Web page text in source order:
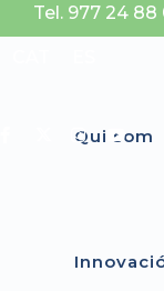
Tel. 977 24 88
Qui som